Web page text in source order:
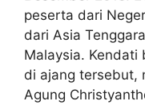
peserta dari
dari Asia
Malaysia. Kendati
di ajang tersebut,
Agung